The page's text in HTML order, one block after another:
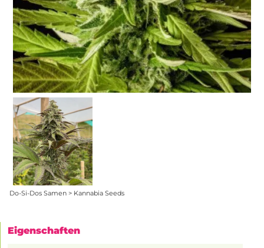
Do-Si-Dos Samen > Kannabia Seeds
Eigenschaften